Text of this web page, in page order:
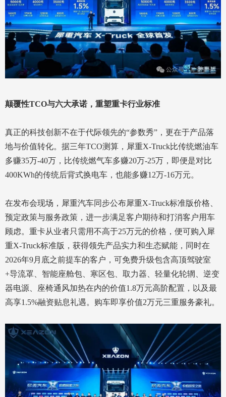
颠覆性TCO与六大承诺，重塑重卡行业标准
真正的科技创新不在于代际领先的“参数秀”，更在于产品落
地与价值转化。据三年TCO测算，犀重X-Truck比传统燃油车
多赚35万-40万，比传统燃气车多赚20万-25万，即便是对比
400KWh的传统后背式换电车，也能多赚12万-16万元。
在发布会现场，犀重汽车同步公布犀重X-Truck标准版价格、
预定政策与服务政策，进一步满足客户期待和打消客户用车
顾虑。重卡从业者只需用不高于25万元的价格，便可购入犀
重X-Truck标准版，获得领先产品实力和生态赋能，同时在
2026年9月底之前提车的客户，可免费升级包含高顶驾驶室
+导流罩、智能座舱包、寒区包、取力器、轻量化轮辋、逆变
器电源、座椅通风加热在内的价值1.8万元高阶配置，以及最
高享1.5%融资贴息礼遇。购车即享价值2万元三重服务豪礼。